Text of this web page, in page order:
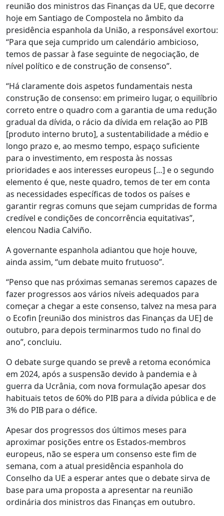
reunião dos ministros das Finanças da UE, que decorre
hoje em Santiago de Compostela no âmbito da
presidência espanhola da União, a responsável exortou:
“Para que seja cumprido um calendário ambicioso,
temos de passar à fase seguinte de negociação, de
nível político e de construção de consenso”.
“Há claramente dois aspetos fundamentais nesta
construção de consenso: em primeiro lugar, o equilíbrio
correto entre o quadro com a garantia de uma redução
gradual da dívida, o rácio da dívida em relação ao PIB
[produto interno bruto], a sustentabilidade a médio e
longo prazo e, ao mesmo tempo, espaço suficiente
para o investimento, em resposta às nossas
prioridades e aos interesses europeus […] e o segundo
elemento é que, neste quadro, temos de ter em conta
as necessidades específicas de todos os países e
garantir regras comuns que sejam cumpridas de forma
credível e condições de concorrência equitativas”,
elencou Nadia Calviño.
A governante espanhola adiantou que hoje houve,
ainda assim, “um debate muito frutuoso”.
“Penso que nas próximas semanas seremos capazes de
fazer progressos aos vários níveis adequados para
começar a chegar a este consenso, talvez na mesa para
o Ecofin [reunião dos ministros das Finanças da UE] de
outubro, para depois terminarmos tudo no final do
ano”, concluiu.
O debate surge quando se prevê a retoma económica
em 2024, após a suspensão devido à pandemia e à
guerra da Ucrânia, com nova formulação apesar dos
habituais tetos de 60% do PIB para a dívida pública e de
3% do PIB para o défice.
Apesar dos progressos dos últimos meses para
aproximar posições entre os Estados-membros
europeus, não se espera um consenso este fim de
semana, com a atual presidência espanhola do
Conselho da UE a esperar antes que o debate sirva de
base para uma proposta a apresentar na reunião
ordinária dos ministros das Finanças em outubro.